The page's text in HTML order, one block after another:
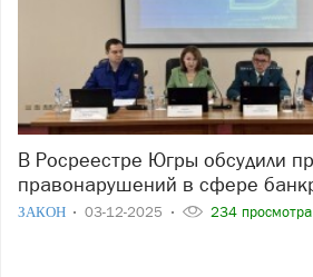
В Росреестре Югры обсудили профилактику
правонарушений в сфере
ЗАКОН 03-12-2025 234 просмотра